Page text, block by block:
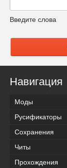
Введите слова
Навигация
Моды
Русификаторы
Сохранения
Читы
Прохождения